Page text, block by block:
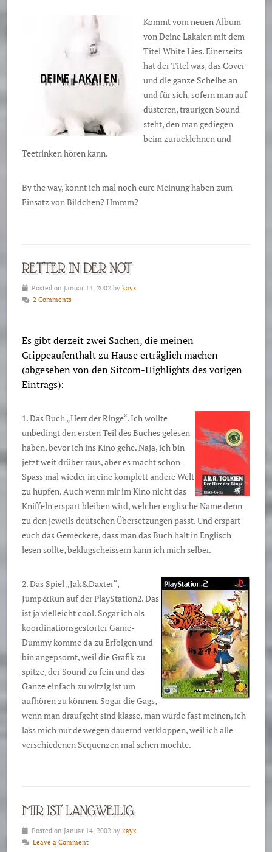
Kommt vom neuen Album
von Deine Lakaien mit dem
Titel White Lies. Einerseits
hat der Titel was, das Cover
und die ganze Scheibe an
und für sich, sofern man auf
düsteren, traurigen Sound
steht, den man gediegen
beim zurücklehnen und
Teetrinken hören kann.
By the way, könnt ich mal noch eure Meinung haben zum
Einsatz von Bildchen? Hmmm?
RETTER IN DER NOT
Posted on Januar 14, 2002 by kayx
2 Comments
Es gibt derzeit zwei Sachen, die meinen
Grippeaufenthalt zu Hause erträglich machen
(abgesehen von den Sitcom-Highlights des vorigen
Eintrags):
1. Das Buch „Herr der Ringe“. Ich wollte
unbedingt den ersten Teil des Buches gelesen
haben, bevor ich ins Kino gehe. Naja, ich bin
jetzt weit drüber raus, aber es macht schon
Spass mal wieder in eine komplett andere Welt
zu hüpfen. Auch wenn mir im Kino nicht das
Kniffeln erspart bleiben wird, welcher englische Name denn
zu den jeweils deutschen Übersetzungen passt. Und erspart
euch das Gemeckere, dass man das Buch halt in Englisch
lesen sollte, beklugscheissern kann ich mich selber.
2. Das Spiel „Jak&Daxter“,
Jump&Run auf der PlayStation2. Das
ist ja vielleicht cool. Sogar ich als
koordinationsgestörter Game-
Dummy komme da zu Erfolgen und
bin angepsornt, weil die Grafik zu
spitze, der Sound zu fein und das
Ganze einfach zu witzig ist um
aufhören zu können. Sogar die Gags,
wenn man draufgeht sind klasse, man würde fast meinen, ich
lass mich nur deswegen dauernd verkloppen, weil ich alle
verschiedenen Sequenzen mal sehen möchte.
MIR IST LANGWEILIG
Posted on Januar 14, 2002 by kayx
Leave a Comment